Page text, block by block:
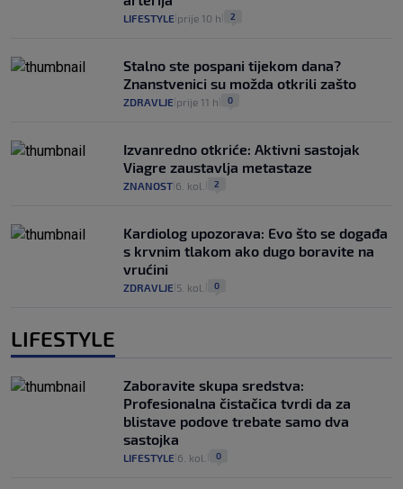
LIFESTYLE prije 10 h 2
Stalno ste pospani tijekom dana?
Znanstvenici su možda otkrili zašto
ZDRAVLJE prije 11 h 0
Izvanredno otkriće: Aktivni sastojak
Viagre zaustavlja metastaze
ZNANOST 6. kol. 2
Kardiolog upozorava: Evo što se događa
s krvnim tlakom ako dugo boravite na
vrućini
ZDRAVLJE 5. kol. 0
LIFESTYLE
Zaboravite skupa sredstva:
Profesionalna čistačica tvrdi da za
blistave podove trebate samo dva
sastojka
LIFESTYLE 6. kol. 0